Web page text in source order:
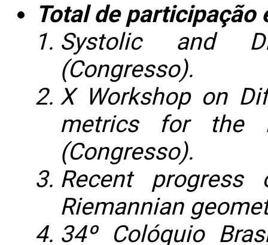
Total de participação
Systolic and
(Congresso).
X Workshop on
metrics for the
(Congresso).
Recent progress
Riemannian
34º Colóquio